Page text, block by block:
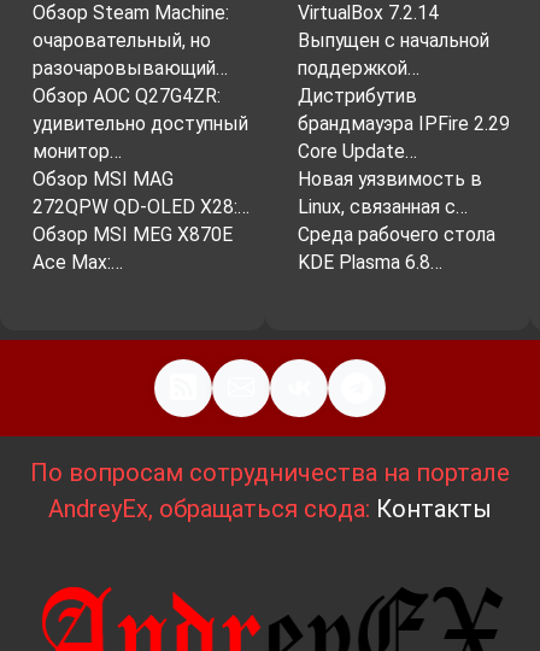
Обзор Steam Machine:
очаровательный, но
разочаровывающий…
Обзор AOC Q27G4ZR:
удивительно доступный
монитор…
Обзор MSI MAG
272QPW QD-OLED X28:…
Обзор MSI MEG X870E
Ace Max:…
VirtualBox 7.2.14
Выпущен с начальной
поддержкой…
Дистрибутив
брандмауэра IPFire 2.29
Core Update…
Новая уязвимость в
Linux, связанная с…
Среда рабочего стола
KDE Plasma 6.8…
По вопросам сотрудничества на портале
AndreyEx, обращаться сюда: Контакты